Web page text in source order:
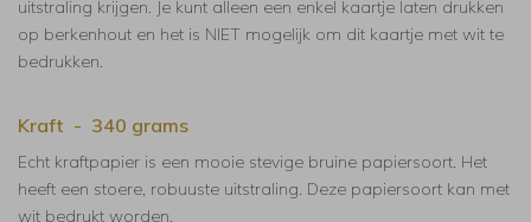
uitstraling krijgen. Je kunt alleen een enkel kaartje laten drukken
op berkenhout en het is NIET mogelijk om dit kaartje met wit te
bedrukken.
Kraft - 340 grams
Echt kraftpapier is een mooie stevige bruine papiersoort. Het
heeft een stoere, robuuste uitstraling. Deze papiersoort kan met
wit bedrukt worden.